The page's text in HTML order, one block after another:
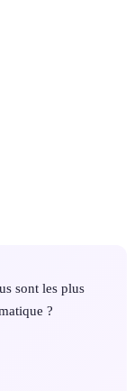
sont les plus
?